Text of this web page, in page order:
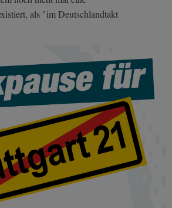
als "im Deutschlandtakt